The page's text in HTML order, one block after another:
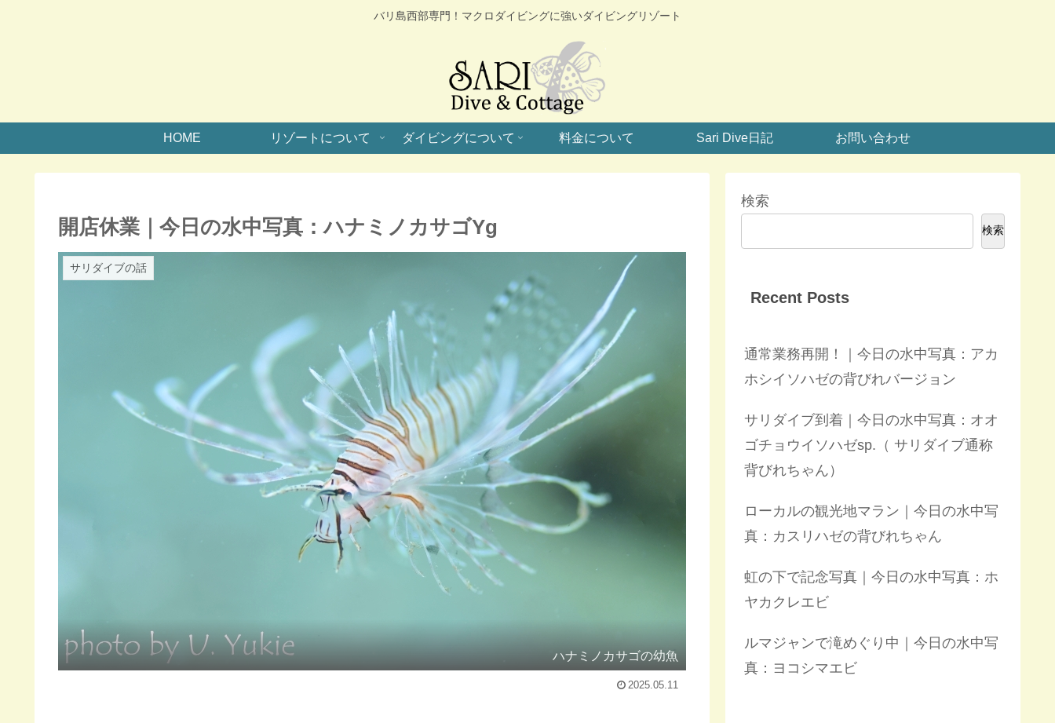
バリ島西部専門！マクロダイビングに強いダイビングリゾート
HOME リゾートについて ダイビングについて 料金について Sari Dive日記 お問い合わせ
開店休業｜今日の水中写真：ハナミノカサゴYg
サリダイブの話
ハナミノカサゴの幼魚
2025.05.11
検索
検索
Recent Posts
通常業務再開！｜今日の水中写真：アカ
ホシイソハゼの背びれバージョン
サリダイブ到着｜今日の水中写真：オオ
ゴチョウイソハゼsp.（ サリダイブ通称
背びれちゃん）
ローカルの観光地マラン｜今日の水中写
真：カスリハゼの背びれちゃん
虹の下で記念写真｜今日の水中写真：ホ
ヤカクレエビ
ルマジャンで滝めぐり中｜今日の水中写
真：ヨコシマエビ